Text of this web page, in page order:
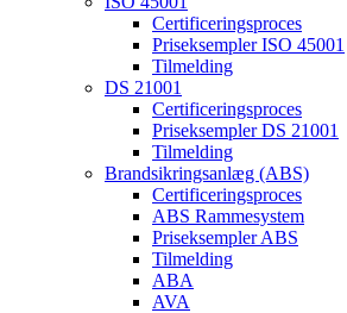
Certificeringsproces
Priseksempler ISO 45001
Tilmelding
DS 21001
Certificeringsproces
Priseksempler DS 21001
Tilmelding
Brandsikringsanlæg (ABS)
Certificeringsproces
ABS Rammesystem
Priseksempler ABS
Tilmelding
ABA
AVA